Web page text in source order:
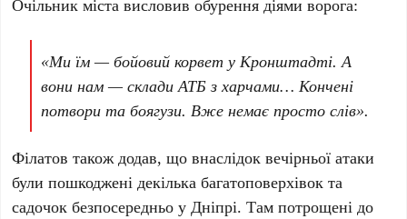
Очільник міста висловив обурення діями ворога:
«Ми їм — бойовий корвет у Кронштадті. А
вони нам — склади АТБ з харчами… Кончені
потвори та боягузи. Вже немає просто слів».
Філатов також додав, що внаслідок вечірньої атаки
були пошкоджені декілька багатоповерхівок та
садочок безпосередньо у Дніпрі. Там потрощені до